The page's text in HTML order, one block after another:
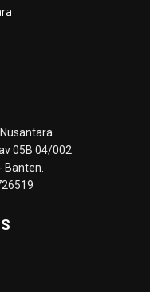
05B 04/002
Banten.